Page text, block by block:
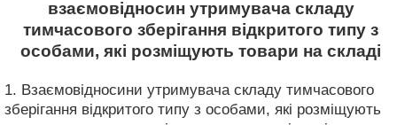
взаємовідносин утримувача складу
тимчасового зберігання відкритого типу з
особами, які розміщують товари на складі
1. Взаємовідносини утримувача складу тимчасового
зберігання відкритого типу з особами, які розміщують